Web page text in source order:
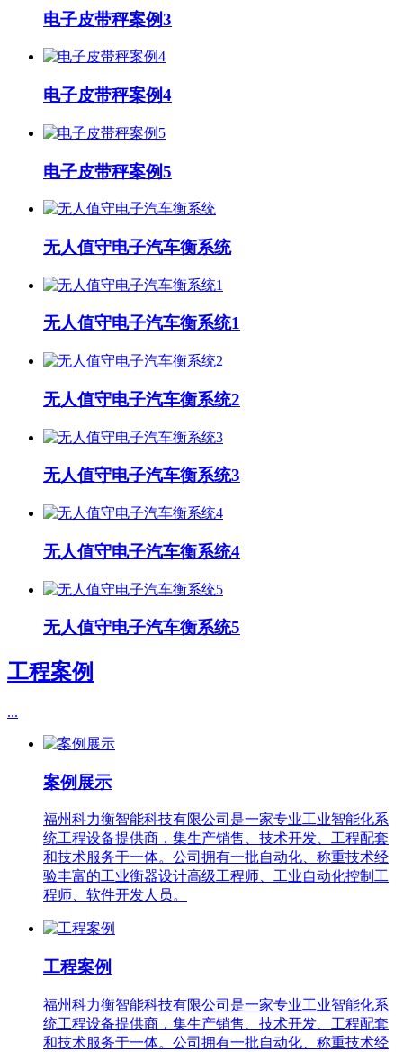
电子皮带秤案例3
电子皮带秤案例4
电子皮带秤案例5
无人值守电子汽车衡系统
无人值守电子汽车衡系统1
无人值守电子汽车衡系统2
无人值守电子汽车衡系统3
无人值守电子汽车衡系统4
无人值守电子汽车衡系统5
工程案例
...
案例展示
福州科力衡智能科技有限公司是一家专业工业智能化系
统工程设备提供商，集生产销售、技术开发、工程配套
和技术服务于一体。公司拥有一批自动化、称重技术经
验丰富的工业衡器设计高级工程师、工业自动化控制工
程师、软件开发人员。
工程案例
福州科力衡智能科技有限公司是一家专业工业智能化系
统工程设备提供商，集生产销售、技术开发、工程配套
和技术服务于一体。公司拥有一批自动化、称重技术经